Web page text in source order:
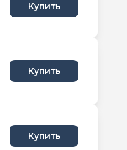
Купить
Купить
Купить